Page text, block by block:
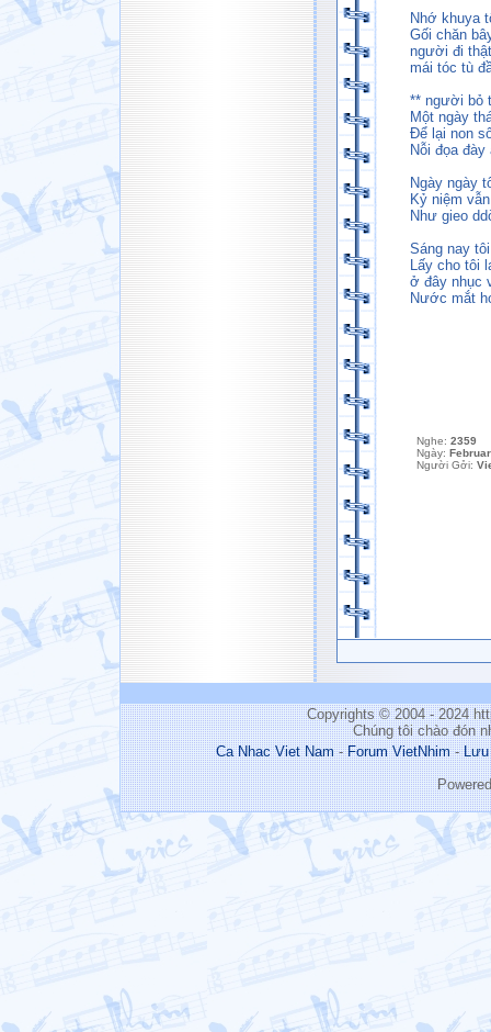
Nhớ khuya
Gối chăn
người đi
mái tóc tù
** người bỏ
Một ngày
Để lại non
Nỗi đọa
Ngày ngày
Kỷ niệm
Như gieo
Sáng nay
Lấy cho tôi
ở đây nhục
Nước mắt
Nghe: 2359
Ngày:
Người Gởi:
Copyrights © 2004 - 2024
Chúng tôi chào đón
Ca Nhac Viet Nam-Forum VietNhim-